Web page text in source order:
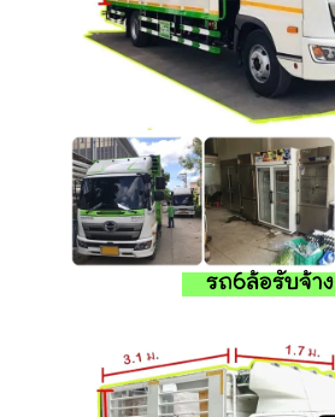
รถ6ล้อรับจ้าง